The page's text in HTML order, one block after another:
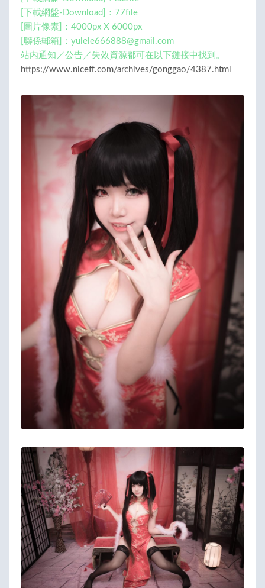
[下載網盤-Download]：77file
[圖片像素]：4000px X 6000px
[聯係郵箱]： yulele666888@gmail.com
站内通知／公告／失效資源都可在以下鏈接中找到。
https://www.niceff.com/archives/gonggao/4387.html